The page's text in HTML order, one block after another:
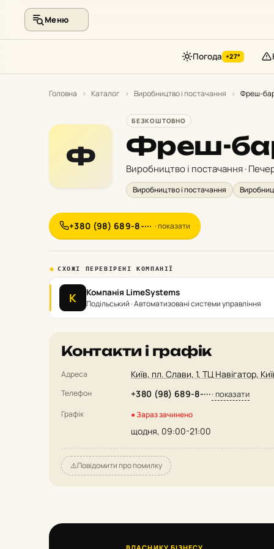
Меню
Погода +27°
Головна › Каталог › Виробництво і постачання › Фреш-
Ф
БЕЗКОШТОВНО
Фреш-
Виробництво і постачання ·
Виробництво і постачання
+380 (98) 689-8-··· · показати
СХОЖІ ПЕРЕВІРЕНІ КОМПАНІЇ
К Компанія LimeSystems
Подільський · Автоматизовані системи управління
Контакти і графік
Адреса Київ, пл. Слави, 1, ТЦ Навігатор,
Телефон +380 (98) 689-8-···· показати
Графік ● Зараз зачинено
щодня, 09:00-21:00
⚠️Повідомити про помилку